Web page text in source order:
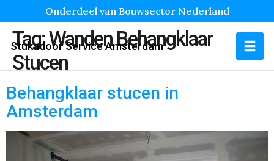
Onderdeel van Bouwsector Nederland
Stukadoor Service Amsterdam
Tag:Wanden Behangklaar
Stucen
Behangklaar stucen in
Amsterdam